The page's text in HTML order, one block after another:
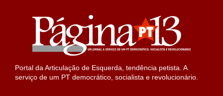
Portal da Articulação de Esquerda, tendência petista. A
serviço de um PT democrático, socialista e revolucionário.